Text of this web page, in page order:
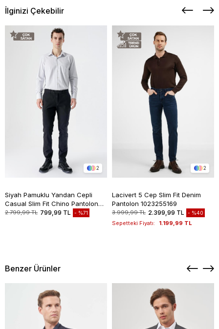
İlginizi Çekebilir
2
Siyah Pamuklu Yandan Cepli
Casual Slim Fit Chino Pantolon
1003235117
2.799,99 TL 799,99 TL %71
2
Lacivert 5 Cep Slim Fit Denim
Pantolon 1023255169
3.999,99 TL 2.399,99 TL %40
Sepetteki Fiyatı: 1.199,99 TL
Benzer Ürünler